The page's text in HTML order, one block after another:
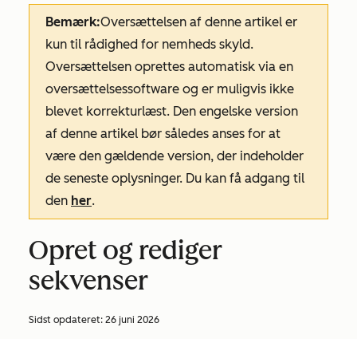
Bemærk:Oversættelsen af denne artikel er
kun til rådighed for nemheds skyld.
Oversættelsen oprettes automatisk via en
oversættelsessoftware og er muligvis ikke
blevet korrekturlæst. Den engelske version
af denne artikel bør således anses for at
være den gældende version, der indeholder
de seneste oplysninger. Du kan få adgang til
den her.
Opret og rediger
sekvenser
Sidst opdateret: 26 juni 2026